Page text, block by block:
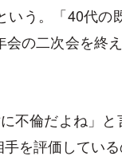
いう。「40代
の二次会を終
不倫だよね」と
を評価してい